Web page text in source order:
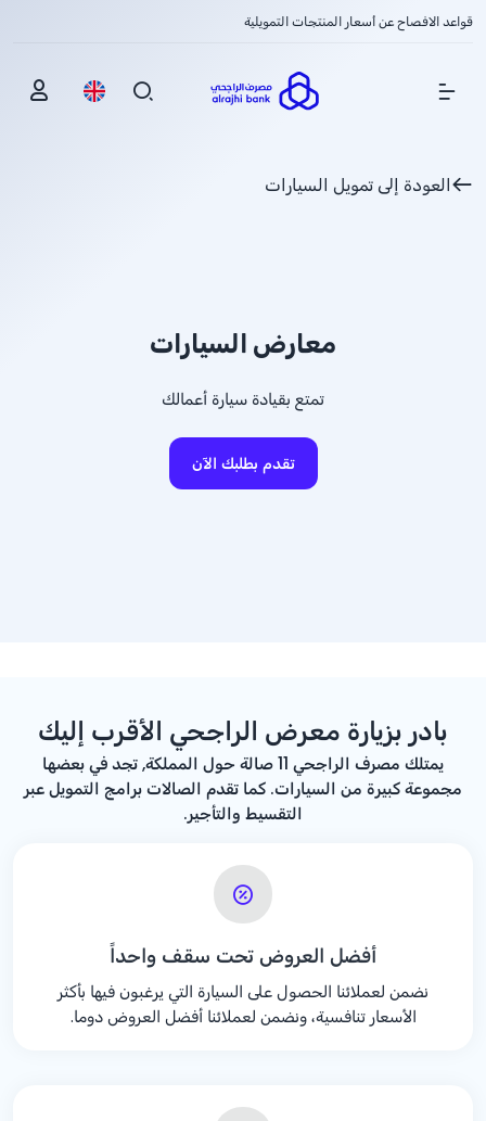
قواعد الافصاح عن أسعار المنتجات التمويلية
Show Menu
العودة إلى تمويل السيارات
معارض السيارات
تمتع بقيادة سيارة أعمالك
تقدم بطلبك الآن
بادر بزيارة معرض الراجحي الأقرب إليك
يمتلك مصرف الراجحي 11 صالة حول المملكة, تجد في بعضها
مجموعة كبيرة من السيارات. كما تقدم الصالات برامج التمويل عبر
التقسيط والتأجير.
أفضل العروض تحت سقف واحداً
نضمن لعملائنا الحصول على السيارة التي يرغبون فيها بأكثر
الأسعار تنافسية، ونضمن لعملائنا أفضل العروض دوما.